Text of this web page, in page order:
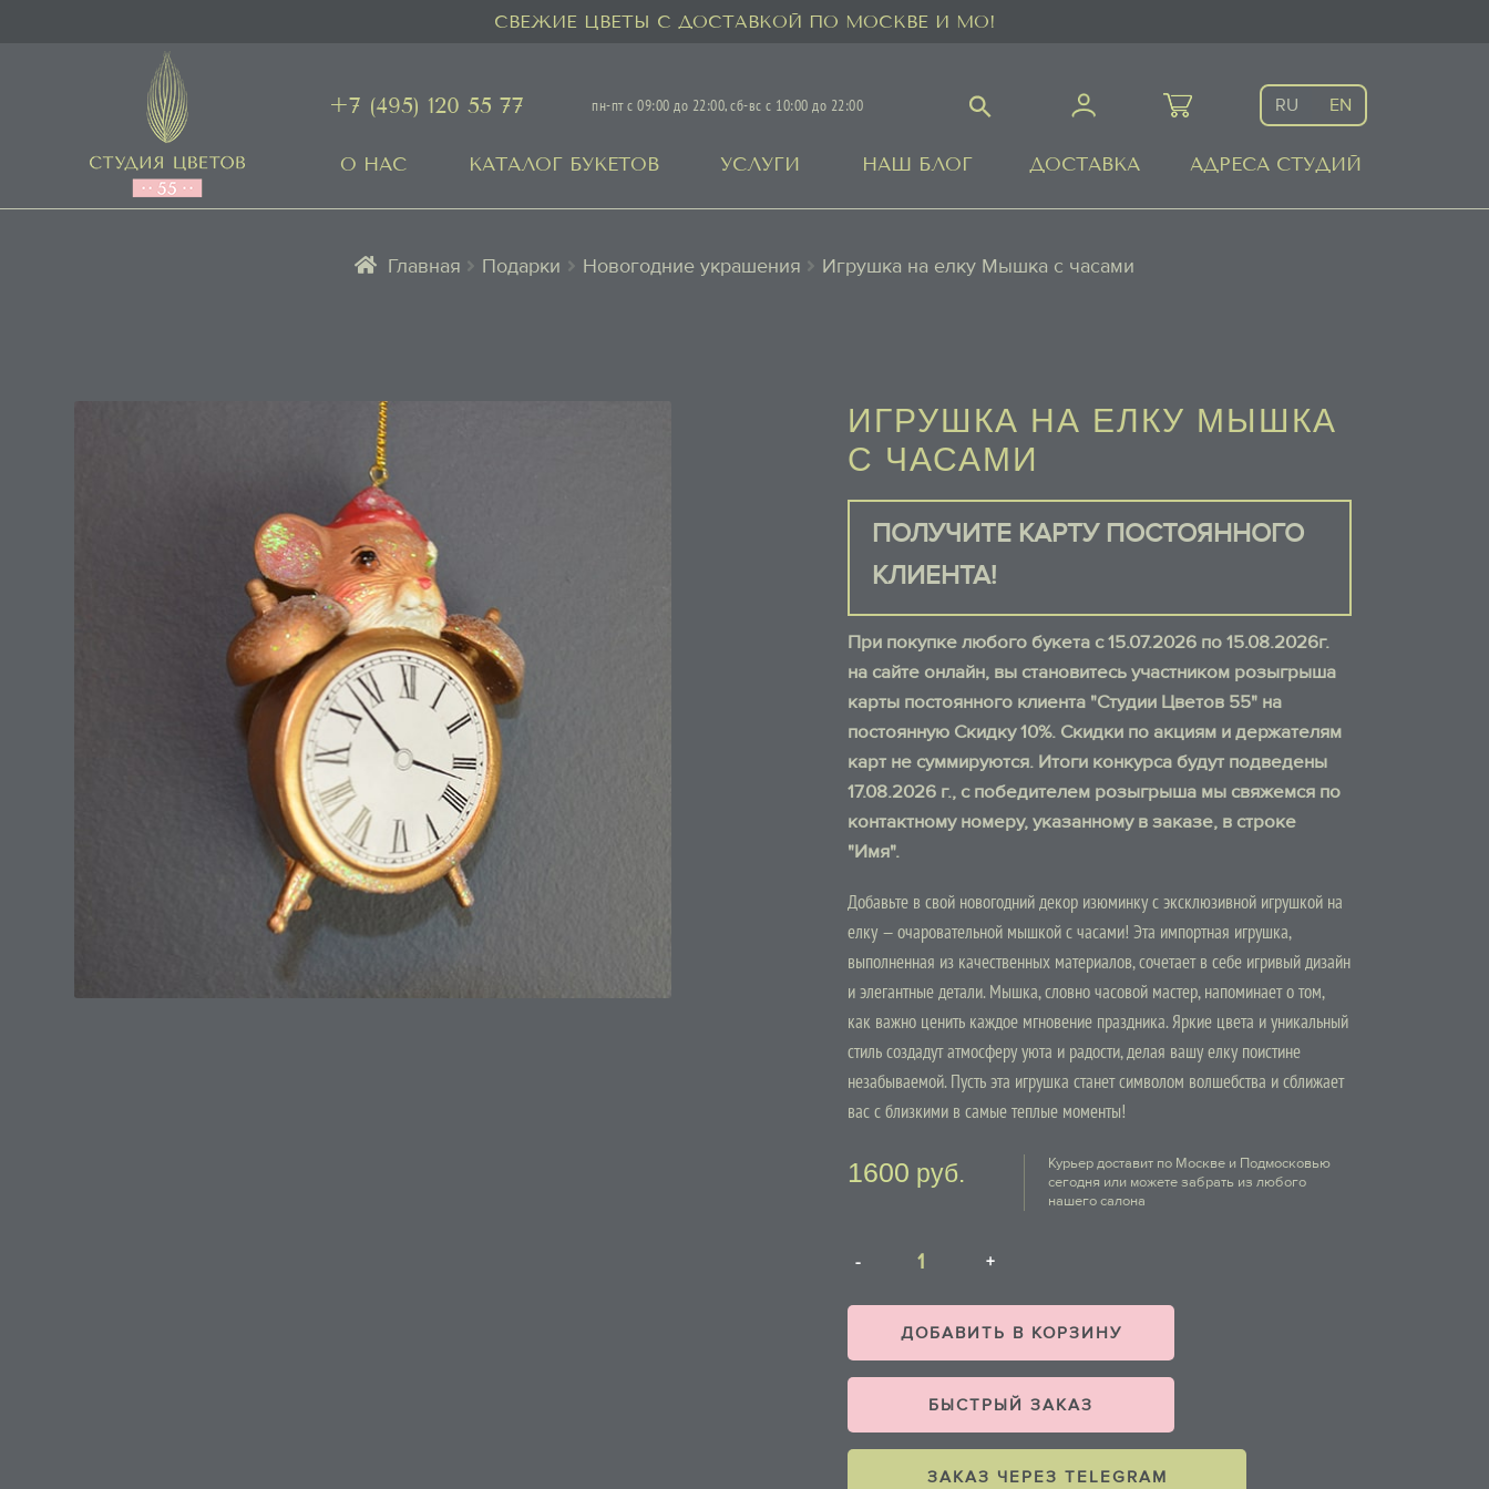
СВЕЖИЕ ЦВЕТЫ С ДОСТАВКОЙ ПО МОСКВЕ И МО!
+7 (495) 120 55 77 пн-пт с 09:00 до 22:00, сб-вс с 10:00 до 22:00 RU EN
О НАС КАТАЛОГ БУКЕТОВ УСЛУГИ НАШ БЛОГ ДОСТАВКА АДРЕСА СТУДИЙ
Главная Подарки Новогодние украшения Игрушка на елку Мышка с часами
ИГРУШКА НА ЕЛКУ МЫШКА
С ЧАСАМИ
ПОЛУЧИТЕ КАРТУ ПОСТОЯННОГО
КЛИЕНТА!
При покупке любого букета с 15.07.2026 по 15.08.2026г.
на сайте онлайн, вы становитесь участником розыгрыша
карты постоянного клиента "Студии Цветов 55" на
постоянную Скидку 10%. Скидки по акциям и держателям
карт не суммируются. Итоги конкурса будут подведены
17.08.2026 г., с победителем розыгрыша мы свяжемся по
контактному номеру, указанному в заказе, в строке
"Имя".
Добавьте в свой новогодний декор изюминку с эксклюзивной игрушкой на
елку — очаровательной мышкой с часами! Эта импортная игрушка,
выполненная из качественных материалов, сочетает в себе игривый дизайн
и элегантные детали. Мышка, словно часовой мастер, напоминает о том,
как важно ценить каждое мгновение праздника. Яркие цвета и уникальный
стиль создадут атмосферу уюта и радости, делая вашу елку поистине
незабываемой. Пусть эта игрушка станет символом волшебства и сближает
вас с близкими в самые теплые моменты!
1600 руб.
Курьер доставит по Москве и Подмосковью
сегодня или можете забрать из любого
нашего салона
ДОБАВИТЬ В КОРЗИНУ
БЫСТРЫЙ ЗАКАЗ
ЗАКАЗ ЧЕРЕЗ TELEGRAM